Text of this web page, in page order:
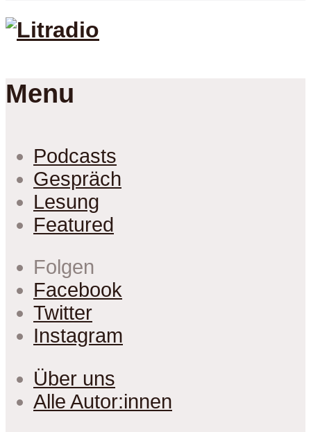
Menu
Podcasts
Gespräch
Lesung
Featured
Folgen
Facebook
Twitter
Instagram
Über uns
Alle Autor:innen